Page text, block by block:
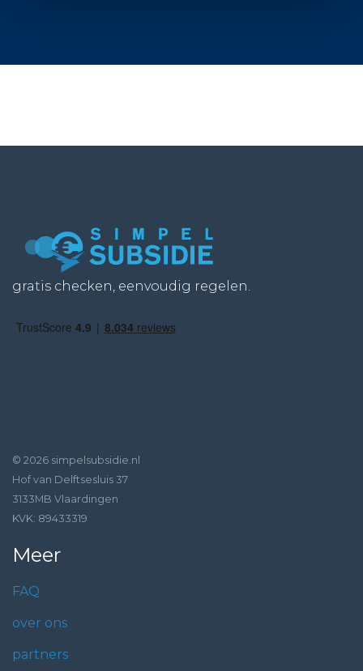
gratis checken, eenvoudig regelen.
© 2026 simpelsubsidie.nl
Hof van Delftsesluis 37
3133MB Vlaardingen
KVK: 89433319
Meer
FAQ
over ons
partners